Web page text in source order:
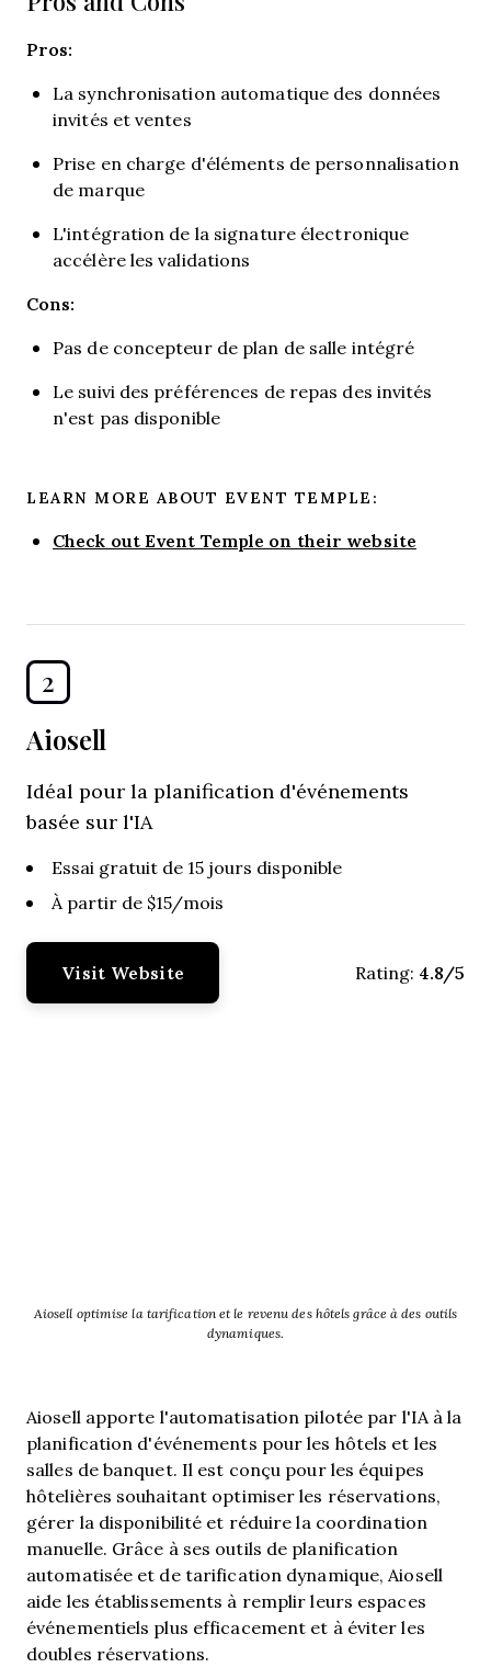
Pros:
La synchronisation automatique des données
invités et ventes
Prise en charge d'éléments de personnalisation
de marque
L'intégration de la signature électronique
accélère les validations
Cons:
Pas de concepteur de plan de salle intégré
Le suivi des préférences de repas des invités
n'est pas disponible
LEARN MORE ABOUT EVENT TEMPLE:
Check out Event Temple on their website
2
Aiosell
Idéal pour la planification d'événements
basée sur l'IA
Essai gratuit de 15 jours disponible
À partir de $15/mois
Visit Website Rating: 4.8/5
Aiosell optimise la tarification et le revenu des hôtels grâce à des outils
dynamiques.
Aiosell apporte l'automatisation pilotée par l'IA à la
planification d'événements pour les hôtels et les
salles de banquet. Il est conçu pour les équipes
hôtelières souhaitant optimiser les réservations,
gérer la disponibilité et réduire la coordination
manuelle. Grâce à ses outils de planification
automatisée et de tarification dynamique, Aiosell
aide les établissements à remplir leurs espaces
événementiels plus efficacement et à éviter les
doubles réservations.